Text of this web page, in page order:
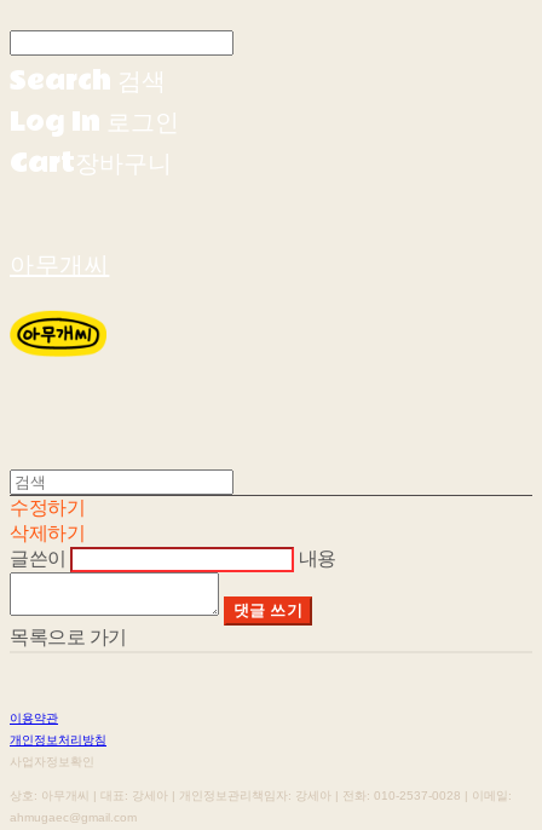
Search 검색
Log In 로그인
Cart장바구니
아무개씨
수정하기
삭제하기
글쓴이
내용
댓글 쓰기
목록으로 가기
이용약관
개인정보처리방침
사업자정보확인
상호: 아무개씨 | 대표: 강세아 | 개인정보관리책임자: 강세아 | 전화: 010-2537-0028 | 이메일:
ahmugaec@gmail.com